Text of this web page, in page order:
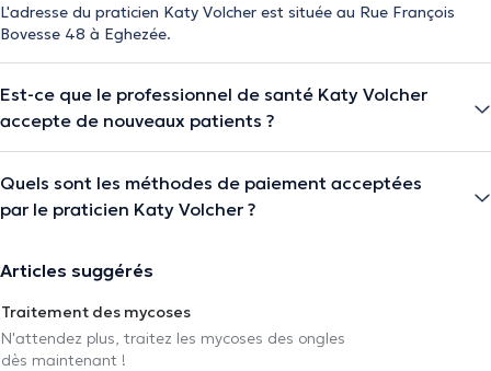
L'adresse du praticien Katy Volcher est située au Rue François
Bovesse 48 à Eghezée.
Est-ce que le professionnel de santé Katy Volcher
accepte de nouveaux patients ?
Quels sont les méthodes de paiement acceptées
par le praticien Katy Volcher ?
Articles suggérés
Traitement des mycoses
N'attendez plus, traitez les mycoses des ongles
dès maintenant !